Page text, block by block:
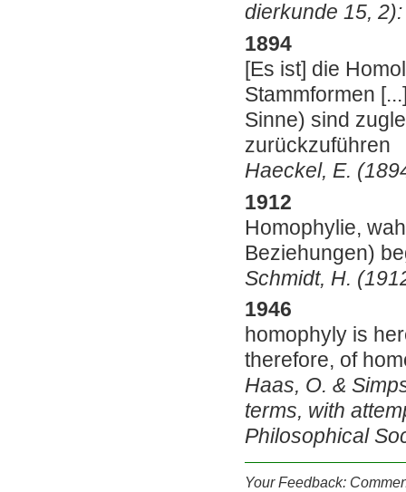
dierkunde 15, 2):
1894
[Es ist] die
Stammformen
Sinne) sind
zurückzuführen
Haeckel, E.
1912
Homophylie,
Beziehungen)
Schmidt, H.
1946
homophyly is
therefore, of
Haas, O. &
terms, with
Philosophical
Your Feedback: